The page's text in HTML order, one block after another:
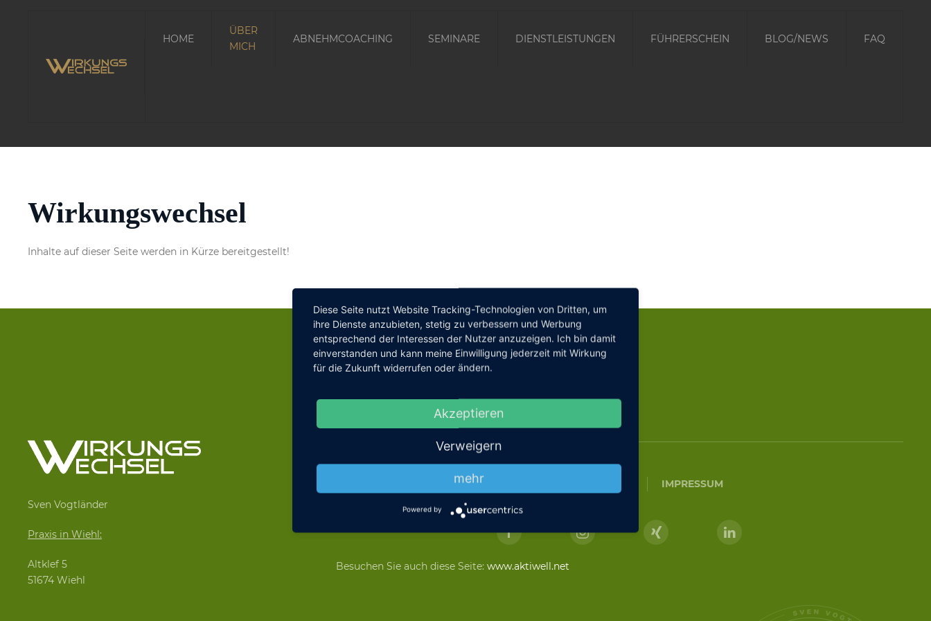
HOME
ÜBER
MICH
ABNEHMCOACHING SEMINARE DIENSTLEISTUNGEN FÜHRERSCHEIN BLOG/NEWS FAQ
Wirkungswechsel
Inhalte auf dieser Seite werden in Kürze bereitgestellt!
Sven Vogtländer
Praxis in Wiehl:
Altklef 5
51674 Wiehl
KUNDENSTIMMEN IMPRESSUM
Besuchen Sie auch diese Seite: www.aktiwell.net
Diese Seite nutzt Website Tracking-Technologien von Dritten, um
ihre Dienste anzubieten, stetig zu verbessern und Werbung
entsprechend der Interessen der Nutzer anzuzeigen. Ich bin damit
einverstanden und kann meine Einwilligung jederzeit mit Wirkung
für die Zukunft widerrufen oder ändern.
Akzeptieren
Verweigern
mehr
Powered by